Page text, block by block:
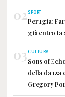
02SPORT
Perugia:
già entro la
03CULTURA
Sons of
della danza
Gregory